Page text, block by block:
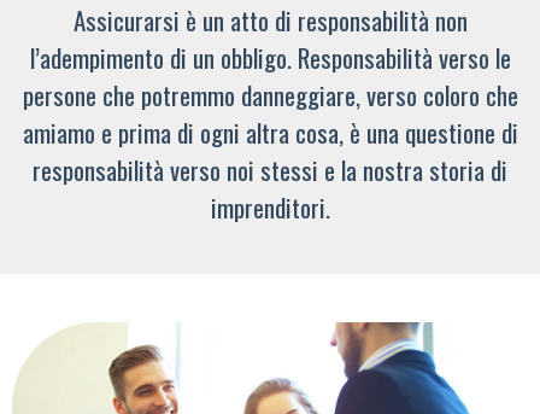
Assicurarsi è un atto di responsabilità non
l’adempimento di un obbligo. Responsabilità verso le
persone che potremmo danneggiare, verso coloro che
amiamo e prima di ogni altra cosa, è una questione di
responsabilità verso noi stessi e la nostra storia di
imprenditori.